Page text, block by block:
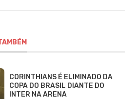
CORINTHIANS É ELIMINADO DA
COPA DO BRASIL DIANTE DO
INTER NA ARENA